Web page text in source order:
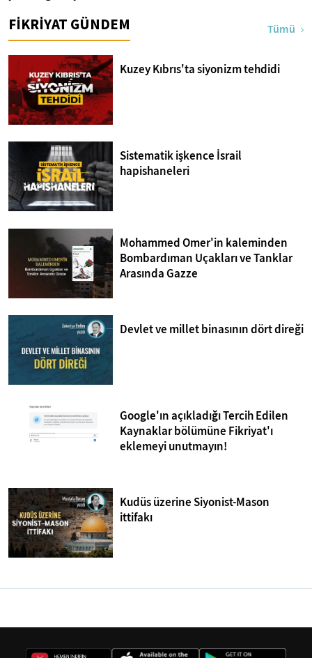
FİKRİYAT GÜNDEM Tümü
Kuzey Kıbrıs'ta siyonizm tehdidi
Sistematik işkence İsrail
hapishaneleri
Mohammed Omer'in kaleminden
Bombardıman Uçakları ve Tanklar
Arasında Gazze
Devlet ve millet binasının dört direği
Google'ın açıkladığı Tercih Edilen
Kaynaklar bölümüne Fikriyat'ı
eklemeyi unutmayın!
Kudüs üzerine Siyonist-Mason
ittifakı